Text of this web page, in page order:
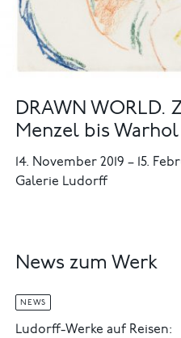
DRAWN WORLD.
Menzel bis Warhol
14. November 2019– 15.
Galerie Ludorff
News zum Werk
NEWS
Ludorff-Werke auf Reisen: